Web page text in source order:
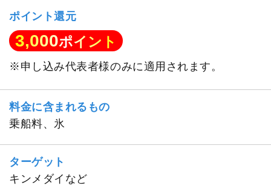
ポイント還元
3,000ポイント
※申し込み代表者様のみに適用されます。
料金に含まれるもの
乗船料、氷
ターゲット
キンメダイなど